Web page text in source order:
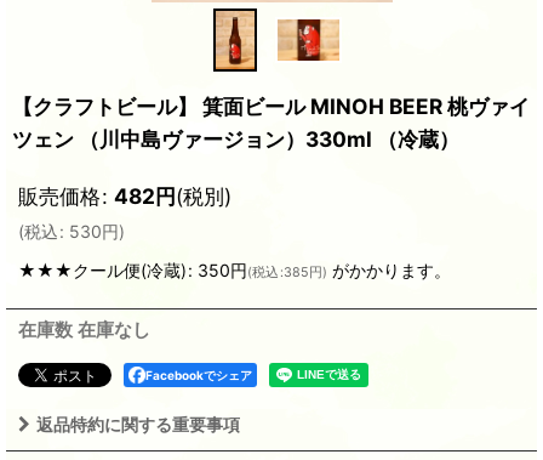
【クラフトビール】 箕面ビール MINOH BEER 桃ヴァイ
ツェン （川中島ヴァージョン）330ml （冷蔵）
販売価格: 482円(税別)
(税込: 530円)
★★★クール便(冷蔵): 350円(税込 :385円 ) がかかります。
在庫数 在庫なし
Facebookでシェア
返品特約に関する重要事項